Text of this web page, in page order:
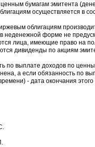
бумагам эмитента
осуществляется в
облигациям
неденежной форме не
лица, имеющие право на
дивиденды по акциям
по выплате доходов по
а если обязанность по
- дата окончания этого